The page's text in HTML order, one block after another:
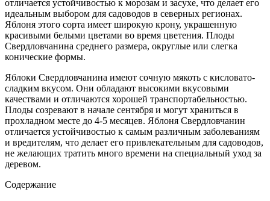
отличается устойчивостью к морозам и засухе, что делает его
идеальным выбором для садоводов в северных регионах.
Яблоня этого сорта имеет широкую крону, украшенную
красивыми белыми цветами во время цветения. Плоды
Свердловчанина среднего размера, округлые или слегка
конические формы.
Яблоки Свердловчанина имеют сочную мякоть с кисловато-
сладким вкусом. Они обладают высокими вкусовыми
качествами и отличаются хорошей транспортабельностью.
Плоды созревают в начале сентября и могут храниться в
прохладном месте до 4-5 месяцев. Яблоня Свердловчанин
отличается устойчивостью к самым различным заболеваниям
и вредителям, что делает его привлекательным для садоводов,
не желающих тратить много времени на специальный уход за
деревом.
Содержание